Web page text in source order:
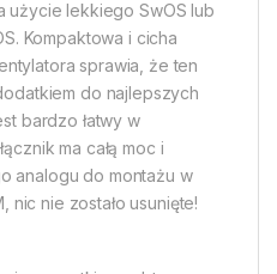
użycie lekkiego SwOS lub
Kompaktowa i cicha
sprawia, że ten
do najlepszych
bardzo łatwy w
ma całą moc i
analogu do montażu w
nic nie zostało usunięte!